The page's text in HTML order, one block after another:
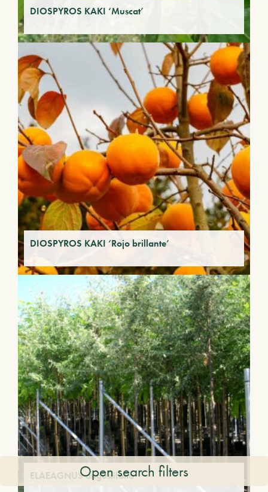
DIOSPYROS KAKI ‘Muscat’
DIOSPYROS KAKI ‘Rojo brillante’
ELAEAGNUS angustifolia
Open search filters